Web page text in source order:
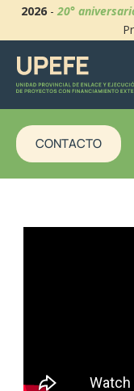
2026-20°
CONTACTO